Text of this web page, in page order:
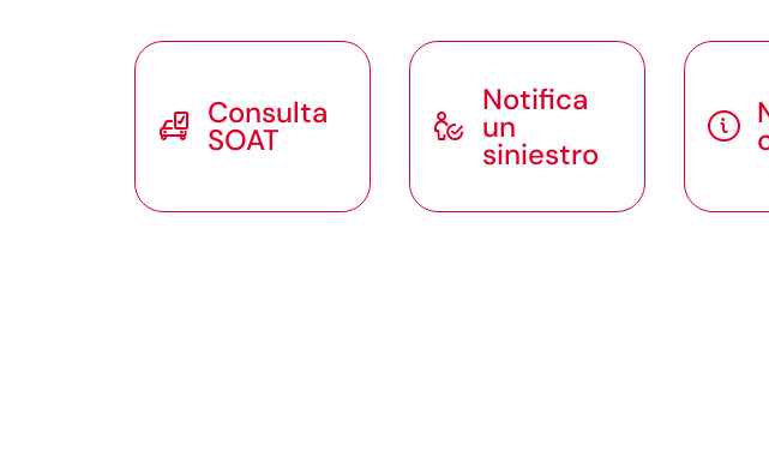
 Consulta
SOAT 
Notifica
un
siniestro
